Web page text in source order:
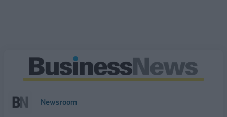
Newsroom